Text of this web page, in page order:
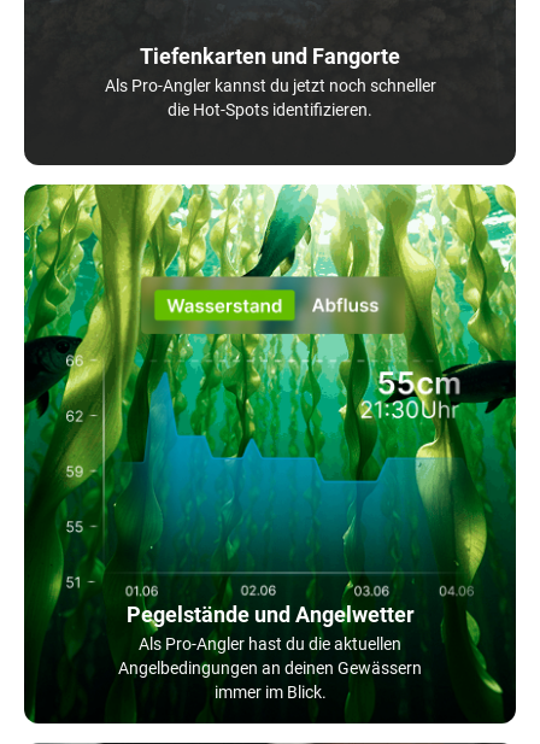
Tiefenkarten und Fangorte
Als Pro-Angler kannst du jetzt noch schneller
die Hot-Spots identifizieren.
Pegelstände und Angelwetter
Als Pro-Angler hast du die aktuellen
Angelbedingungen an deinen Gewässern
immer im Blick.